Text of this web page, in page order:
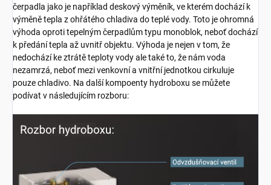
čerpadla jako je například deskový výměník, ve kterém dochází k
výměně tepla z ohřátého chladiva do teplé vody. Toto je ohromná
výhoda oproti tepelným čerpadlům typu monoblok, neboť dochází
k předání tepla až uvnitř objektu. Výhoda je nejen v tom, že
nedochází ke ztrátě teploty vody ale také to, že nám voda
nezamrzá, neboť mezi venkovní a vnitřní jednotkou cirkuluje
pouze chladivo. Na další kompoenty hydroboxu se můžete
podívat v následujícím rozboru: